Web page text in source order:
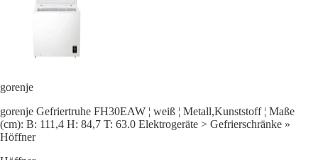
gorenje
gorenje Gefriertruhe FH30EAW ¦ weiß ¦ Metall,Kunststoff ¦ Maße
(cm): B: 111,4 H: 84,7 T: 63.0 Elektrogeräte > Gefrierschränke »
Höffner